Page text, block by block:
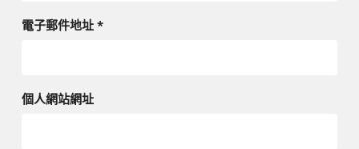
電子郵件地址 *
個人網站網址